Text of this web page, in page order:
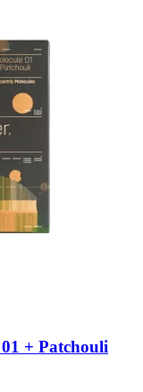
+ Patchouli